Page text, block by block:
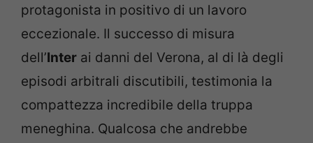
protagonista in positivo di un lavoro
eccezionale. Il successo di misura
dell’Inter ai danni del Verona, al di là degli
episodi arbitrali discutibili, testimonia la
compattezza incredibile della truppa
meneghina. Qualcosa che andrebbe